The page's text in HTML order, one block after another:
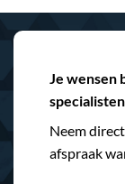
Je wensen
Neem
afspraak